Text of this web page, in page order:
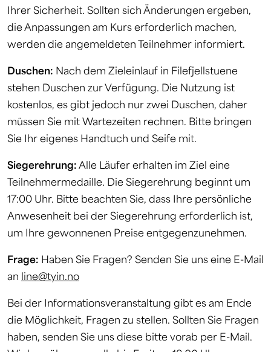
Ihrer Sicherheit. Sollten sich Änderungen ergeben,
die Anpassungen am Kurs erforderlich machen,
werden die angemeldeten Teilnehmer informiert.
Duschen: Nach dem Zieleinlauf in Filefjellstuene
stehen Duschen zur Verfügung. Die Nutzung ist
kostenlos, es gibt jedoch nur zwei Duschen, daher
müssen Sie mit Wartezeiten rechnen. Bitte bringen
Sie Ihr eigenes Handtuch und Seife mit.
Siegerehrung:Alle Läufer erhalten im Ziel eine
Teilnehmermedaille. Die Siegerehrung beginnt um
17:00 Uhr. Bitte beachten Sie, dass Ihre persönliche
Anwesenheit bei der Siegerehrung erforderlich ist,
um Ihre gewonnenen Preise entgegenzunehmen.
Frage: Haben Sie Fragen? Senden Sie uns eine E-Mail
an line@tyin.no
Bei der Informationsveranstaltung gibt es am Ende
die Möglichkeit, Fragen zu stellen. Sollten Sie Fragen
haben, senden Sie uns diese bitte vorab per E-Mail.